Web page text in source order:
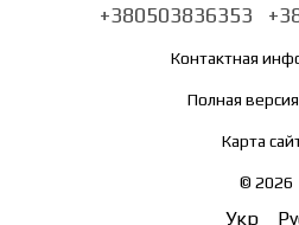
+380503836353
Контактная
Полная
Карта
© 2026
Укр